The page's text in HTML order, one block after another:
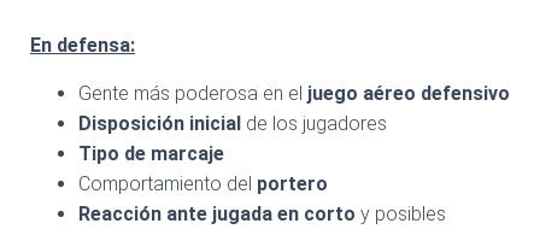
En defensa:
Gente más poderosa en el juego aéreo defensivo
Disposición inicial de los jugadores
Tipo de marcaje
Comportamiento del portero
Reacción ante jugada en corto y posibles